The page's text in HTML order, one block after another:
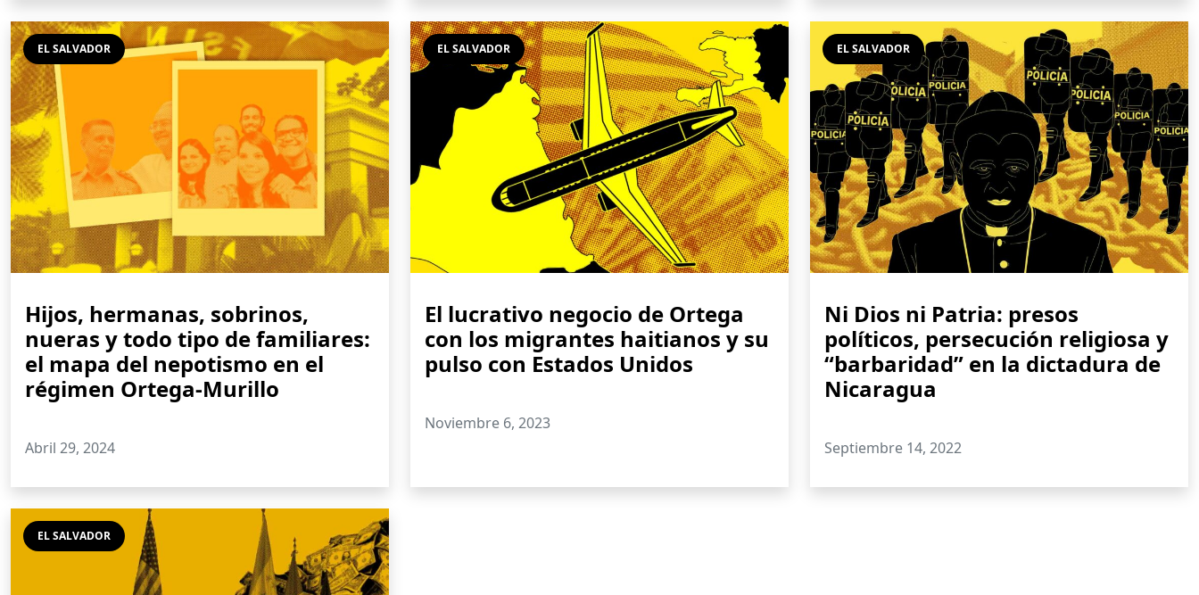
EL SALVADOR
Hijos, hermanas, sobrinos,
nueras y todo tipo de familiares:
el mapa del nepotismo en el
régimen Ortega-Murillo
Abril 29, 2024
EL SALVADOR
El lucrativo negocio de Ortega
con los migrantes haitianos y su
pulso con Estados Unidos
Noviembre 6, 2023
EL SALVADOR
Ni Dios ni Patria: presos
políticos, persecución religiosa y
“barbaridad” en la dictadura de
Nicaragua
Septiembre 14, 2022
EL SALVADOR